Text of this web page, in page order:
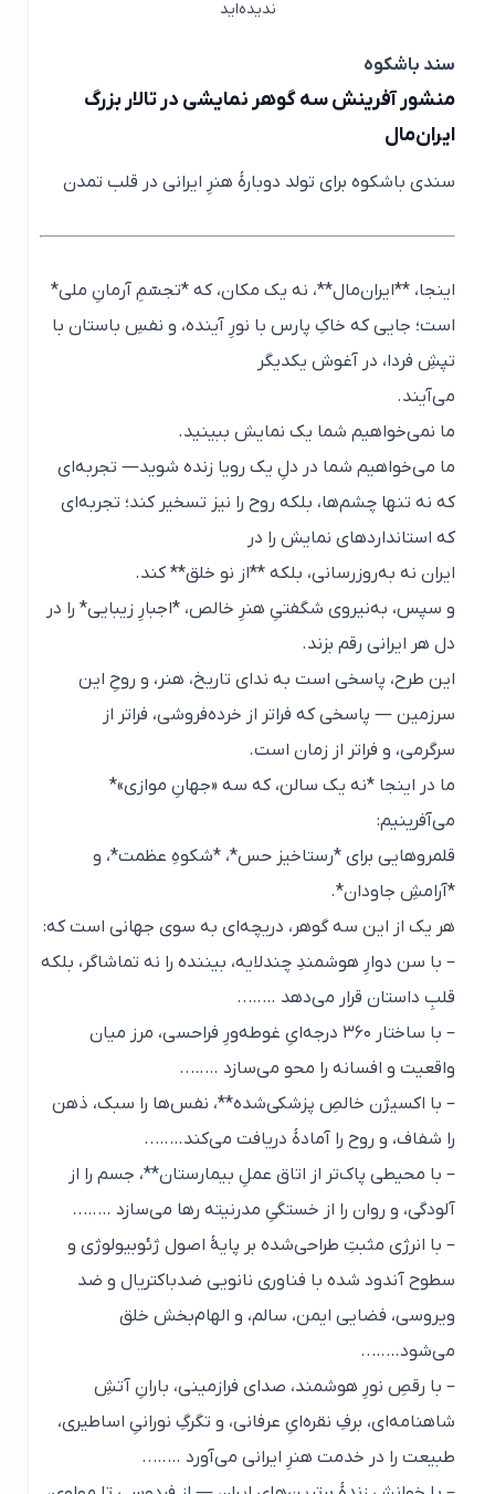
ندیده‌اید
سند باشکوه
منشور آفرینش سه گوهر نمایشی در تالار بزرگ
ایران‌مال
سندی باشکوه برای تولد دوبارهٔ هنرِ ایرانی در قلب تمدن
اینجا، **ایران‌مال**، نه یک مکان، که *تجسّمِ آرمانِ ملی*
است؛ جایی که خاکِ پارس با نورِ آینده، و نفسِ باستان با
تپشِ فردا، در آغوش یکدیگر
می‌آیند.
ما نمی‌خواهیم شما یک نمایش ببینید.
ما می‌خواهیم شما در دلِ یک رویا زنده شوید— تجربه‌ای
که نه تنها چشم‌ها، بلکه روح را نیز تسخیر کند؛ تجربه‌ای
که استانداردهای نمایش را در
ایران نه به‌روزرسانی، بلکه **از نو خلق** کند.
و سپس، به‌نیروی شگفتیِ هنرِ خالص، *اجبارِ زیبایی* را در
دل هر ایرانی رقم بزند.
این طرح، پاسخی است به ندای تاریخ، هنر، و روحِ این
سرزمین — پاسخی که فراتر از خرده‌فروشی، فراتر از
سرگرمی، و فراتر از زمان است.
ما در اینجا *نه یک سالن، که سه «جهانِ موازی»*
می‌آفرینیم:
قلمروهایی برای *رستاخیز حس*، *شکوهِ عظمت*، و
*آرامشِ جاودان*.
هر یک از این سه گوهر، دریچه‌ای به سوی جهانی است که:
– با سن دوارِ هوشمندِ چندلایه، بیننده را نه تماشاگر، بلکه
قلبِ داستان قرار می‌دهد ……..
– با ساختار ۳۶۰ درجه‌ایِ غوطه‌ورِ فراحسی، مرز میان
واقعیت و افسانه را محو می‌سازد ……..
– با اکسیژن خالصِ پزشکی‌شده**، نفس‌ها را سبک، ذهن
را شفاف، و روح را آمادهٔ دریافت می‌کند……..
– با محیطی پاک‌تر از اتاق عملِ بیمارستان**، جسم را از
آلودگی، و روان را از خستگیِ مدرنیته رها می‌سازد ……..
– با انرژی مثبتِ طراحی‌شده بر پایهٔ اصول ژئوبیولوژی و
سطوح آندود شده با فناوری نانویی ضدباکتریال و ضد
ویروسی، فضایی ایمن، سالم، و الهام‌بخش خلق
می‌شود……..
– با رقصِ نورِ هوشمند، صدای فرازمینی، بارانِ آتشِ
شاهنامه‌ای، برفِ نقره‌ایِ عرفانی، و تگرگِ نورانیِ اساطیری،
طبیعت را در خدمت هنرِ ایرانی می‌آورد ……..